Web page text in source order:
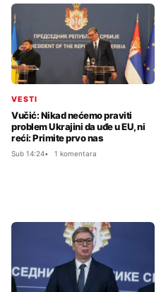
VESTI
Vučić: Nikad nećemo praviti
problem Ukrajini da uđe u EU, ni
reći: Primite prvo nas
Sub 14:24 1 komentara